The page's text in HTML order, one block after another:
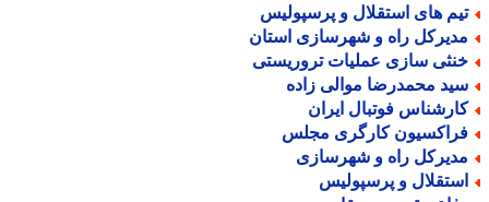
های استقلال و پرسپولیس
راه و شهرسازی استان
سازی عملیات تروریستی
محمدرضا موالی زاده
فوتبال ایران
کارگری مجلس
راه و شهرسازی
و پرسپولیس